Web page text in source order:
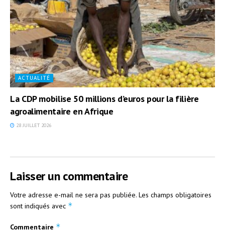
ACTUALITÉ
La CDP mobilise 50 millions d’euros pour la filière
agroalimentaire en Afrique
28 JUILLET 2026
Laisser un commentaire
Votre adresse e-mail ne sera pas publiée. Les champs obligatoires
sont indiqués avec *
Commentaire *